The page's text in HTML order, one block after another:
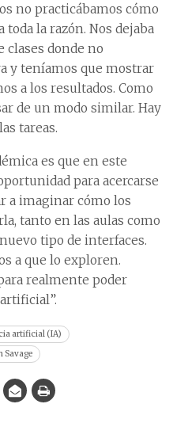
no practicábamos cómo
la razón. Nos dejaba
clases donde no
y teníamos que mostrar
a los resultados. Como
de un modo similar. Hay
tareas.
es que en este
para acercarse
a imaginar cómo los
tanto en las aulas como
tipo de interfaces.
a que lo exploren.
realmente poder
artificial (IA)
Savage